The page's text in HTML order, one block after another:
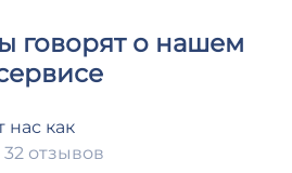
говорят о нашем
как
отзывов